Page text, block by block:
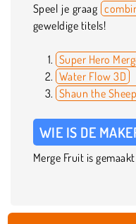
Speel je graag
geweldige titels!
Super Hero
Water Flow 3D
Shaun the
WIE IS DE
Merge Fruit is